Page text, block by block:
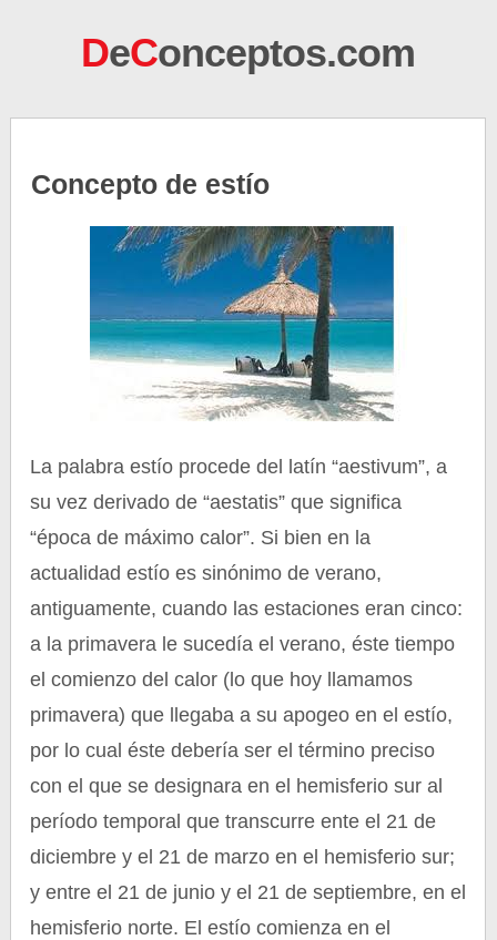
DeConceptos.com
Concepto de estío
La palabra estío procede del latín “aestivum”, a
su vez derivado de “aestatis” que significa
“época de máximo calor”. Si bien en la
actualidad estío es sinónimo de verano,
antiguamente, cuando las estaciones eran cinco:
a la primavera le sucedía el verano, éste tiempo
el comienzo del calor (lo que hoy llamamos
primavera) que llegaba a su apogeo en el estío,
por lo cual éste debería ser el término preciso
con el que se designara en el hemisferio sur al
período temporal que transcurre ente el 21 de
diciembre y el 21 de marzo en el hemisferio sur;
y entre el 21 de junio y el 21 de septiembre, en el
hemisferio norte. El estío comienza en el